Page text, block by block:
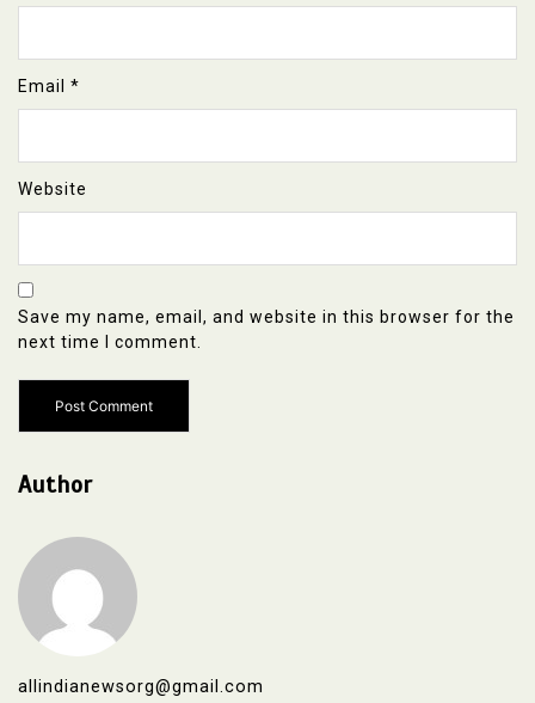
Email *
Website
Save my name, email, and website in this browser for the
next time I comment.
Author
allindianewsorg@gmail.com